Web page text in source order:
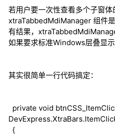
若用户要一次性查看多个子窗体
xtraTabbedMdiManager 组件
有结果，
如果要求标准Windows层叠显示
其实很简单一行代码搞定：
private void
{